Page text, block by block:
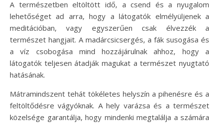
A természetben eltöltött idő, a csend és a nyugalom
lehetőséget ad arra, hogy a látogatók elmélyüljenek a
meditációban, vagy egyszerűen csak élvezzék a
természet hangjait. A madárcsicsergés, a fák susogása és
a víz csobogása mind hozzájárulnak ahhoz, hogy a
látogatók teljesen átadják magukat a természet nyugtató
hatásának.
Mátramindszent tehát tökéletes helyszín a pihenésre és a
feltöltődésre vágyóknak. A hely varázsa és a természet
közelsége garantálja, hogy mindenki megtalálja a számára